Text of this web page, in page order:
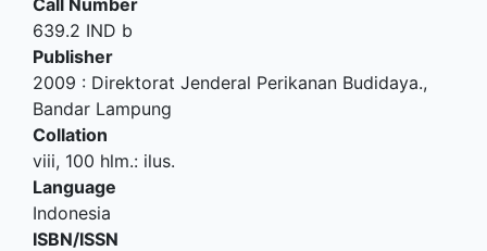
639.2 IND b
Publisher
2009 : Direktorat Jenderal Perikanan Budidaya.,
Bandar Lampung
Collation
viii, 100 hlm.: ilus.
Language
Indonesia
ISBN/ISSN